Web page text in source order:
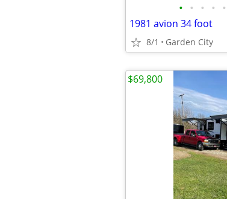
• • • • •
1981 avion 34 foot
8/1 Garden City
$69,800